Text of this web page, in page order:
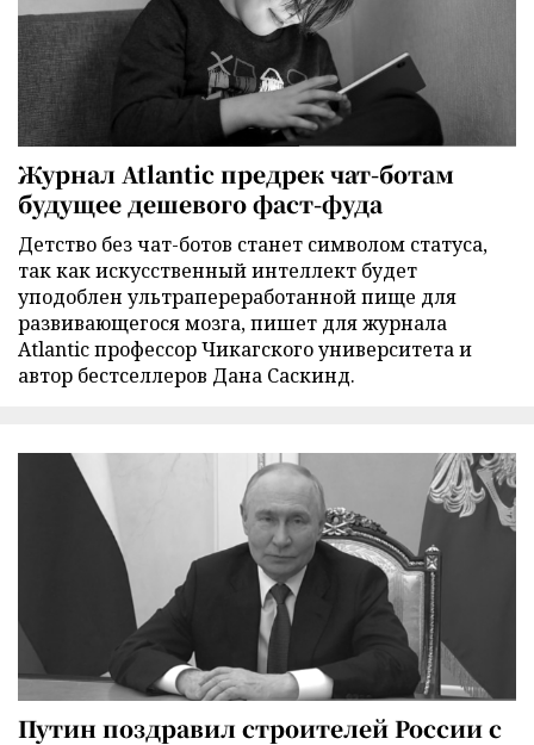
Журнал Atlantic предрек чат-ботам
будущее дешевого фаст-фуда
Детство без чат-ботов станет символом статуса,
так как искусственный интеллект будет
уподоблен ультрапереработанной пище для
развивающегося мозга, пишет для журнала
Atlantic профессор Чикагского университета и
автор бестселлеров Дана Саскинд.
Путин поздравил строителей России с